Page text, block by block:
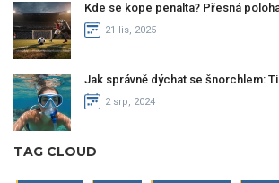
Kde se kope penalta? Přesná
21 lis, 2025
Jak správně dýchat se šnorchlem:
2 srp, 2024
TAG CLOUD